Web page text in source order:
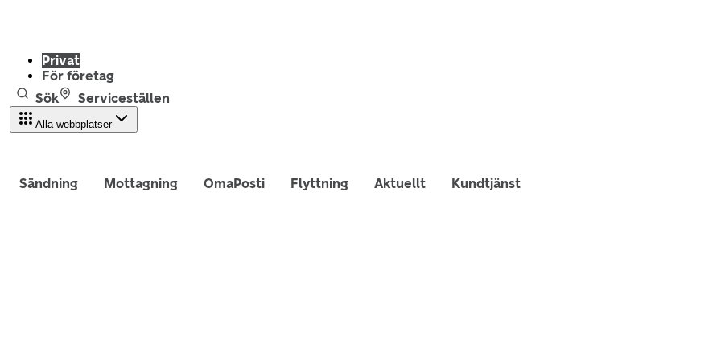
Privat
För företag
Sök
Serviceställen
Alla webbplatser
Sändning Mottagning OmaPosti Flyttning Aktuellt Kundtjänst